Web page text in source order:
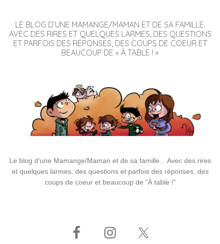
LE BLOG D’UNE MAMANGE/MAMAN ET DE SA FAMILLE.
AVEC DES RIRES ET QUELQUES LARMES, DES QUESTIONS
ET PARFOIS DES RÉPONSES, DES COUPS DE COEUR ET
BEAUCOUP DE « À TABLE ! »
Le blog d'une Mamange/Maman et de sa famille... Avec des rires
et quelques larmes, des questions et parfois des réponses, des
coups de coeur et beaucoup de "À table !"